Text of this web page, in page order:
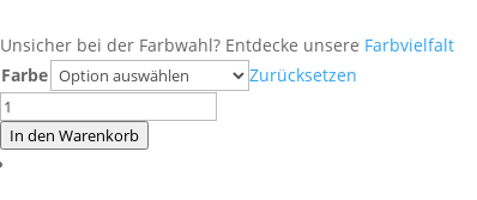
Unsicher bei der Farbwahl? Entdecke unsere Farbvielfalt
Farbe
Zurücksetzen
Honda
CB500
Hornet
In den Warenkorb